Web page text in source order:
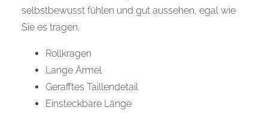
selbstbewusst fühlen und gut aussehen, egal wie
Sie es tragen.
Rollkragen
Lange Ärmel
Gerafftes Taillendetail
Einsteckbare Länge